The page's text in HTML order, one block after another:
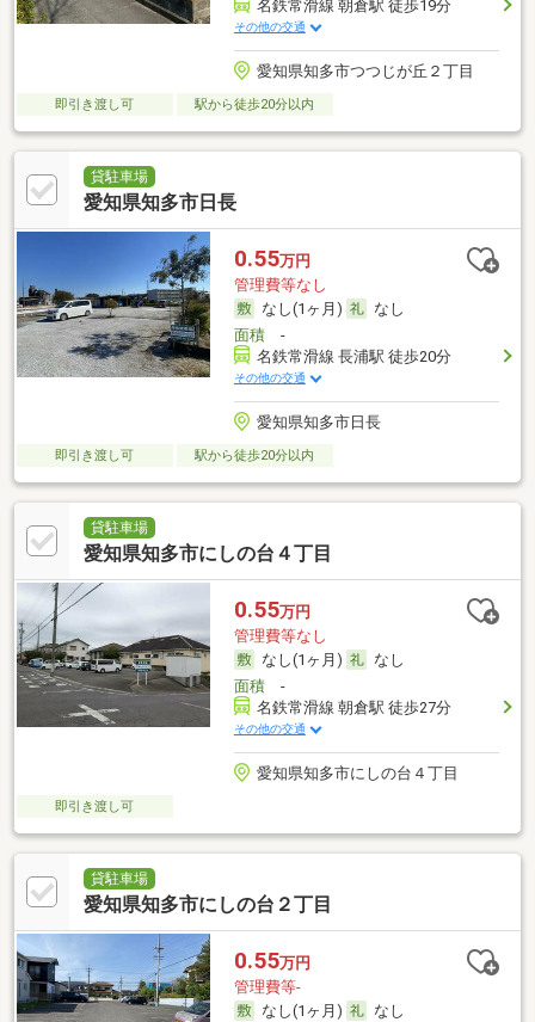
名鉄常滑線 朝倉駅 徒歩19分
その他の交通
愛知県知多市つつじが丘２丁目
即引き渡し可 駅から徒歩20分以内
貸駐車場
愛知県知多市日長
0.55万円
管理費等なし
なし(1ヶ月)
なし
面積-
名鉄常滑線 長浦駅 徒歩20分
その他の交通
愛知県知多市日長
即引き渡し可 駅から徒歩20分以内
貸駐車場
愛知県知多市にしの台４丁目
0.55万円
管理費等なし
なし(1ヶ月)
なし
面積-
名鉄常滑線 朝倉駅 徒歩27分
その他の交通
愛知県知多市にしの台４丁目
即引き渡し可
貸駐車場
愛知県知多市にしの台２丁目
0.55万円
管理費等-
なし(1ヶ月)
なし